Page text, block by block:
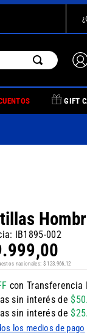
GIFT
: IB1895-002
.999,00
nacionales: $ 123 966 12
con Transferencia
sin interés de$50.
sin interés de$25.
los medios de pago